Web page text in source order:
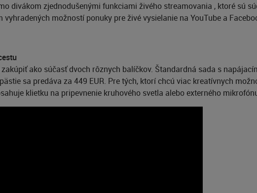
divákom zjednodušenými funkciami živého streamovania , ktoré sú
možností ponuky pre živé vysielanie na YouTube a
ako súčasť dvoch rôznych balíčkov. Štandardná sada s
sa predáva za 449 EUR. Pre tých, ktorí chcú viac kreatívnych
klietku na pripevnenie kruhového svetla alebo externého